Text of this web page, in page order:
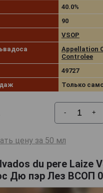
40.0%
90
VSOP
Appellation
Controlee
49727
Только
- +
цену за 50 мл
du pere Laize
Дю пэр Лез ВСОП